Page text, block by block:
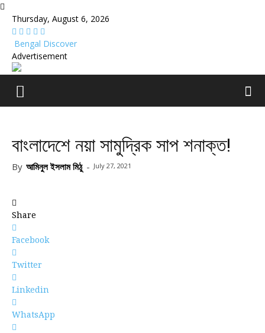
Thursday, August 6, 2026
Bengal Discover
Advertisement
বাংলাদেশে নয়া সামুদ্রিক সাপ শনাক্ত!
By আমিনুল ইসলাম মিঠু - July 27, 2021
Share
Facebook
Twitter
Linkedin
WhatsApp